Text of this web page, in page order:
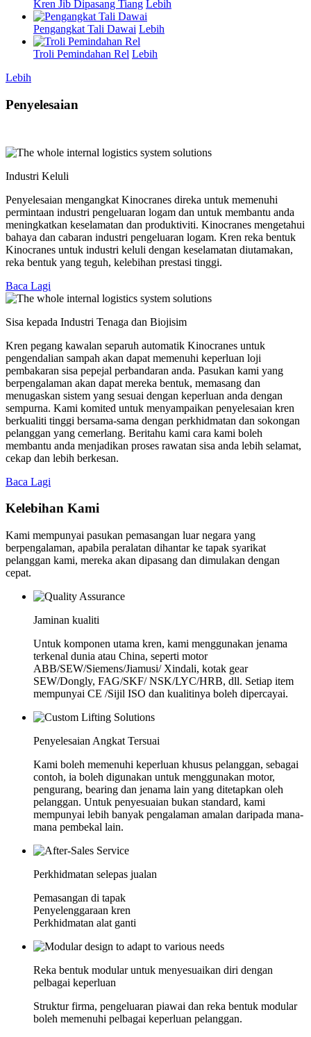
Kren Jib Dipasang Tiang Lebih
Pengangkat Tali Dawai Lebih
Troli Pemindahan Rel Lebih
Lebih
Penyelesaian
Industri Keluli
Penyelesaian mengangkat Kinocranes direka untuk memenuhi
permintaan industri pengeluaran logam dan untuk membantu anda
meningkatkan keselamatan dan produktiviti. Kinocranes mengetahui
bahaya dan cabaran industri pengeluaran logam. Kren reka bentuk
Kinocranes untuk industri keluli dengan keselamatan diutamakan,
reka bentuk yang teguh, kelebihan prestasi tinggi.
Baca Lagi
Sisa kepada Industri Tenaga dan Biojisim
Kren pegang kawalan separuh automatik Kinocranes untuk
pengendalian sampah akan dapat memenuhi keperluan loji
pembakaran sisa pepejal perbandaran anda. Pasukan kami yang
berpengalaman akan dapat mereka bentuk, memasang dan
menugaskan sistem yang sesuai dengan keperluan anda dengan
sempurna. Kami komited untuk menyampaikan penyelesaian kren
berkualiti tinggi bersama-sama dengan perkhidmatan dan sokongan
pelanggan yang cemerlang. Beritahu kami cara kami boleh
membantu anda menjadikan proses rawatan sisa anda lebih selamat,
cekap dan lebih berkesan.
Baca Lagi
Kelebihan Kami
Kami mempunyai pasukan pemasangan luar negara yang
berpengalaman, apabila peralatan dihantar ke tapak syarikat
pelanggan kami, mereka akan dipasang dan dimulakan dengan
cepat.
Jaminan kualiti
Untuk komponen utama kren, kami menggunakan jenama
terkenal dunia atau China, seperti motor
ABB/SEW/Siemens/Jiamusi/ Xindali, kotak gear
SEW/Dongly, FAG/SKF/ NSK/LYC/HRB, dll. Setiap item
mempunyai CE /Sijil ISO dan kualitinya boleh dipercayai.
Penyelesaian Angkat Tersuai
Kami boleh memenuhi keperluan khusus pelanggan, sebagai
contoh, ia boleh digunakan untuk menggunakan motor,
pengurang, bearing dan jenama lain yang ditetapkan oleh
pelanggan. Untuk penyesuaian bukan standard, kami
mempunyai lebih banyak pengalaman amalan daripada mana-
mana pembekal lain.
Perkhidmatan selepas jualan
Pemasangan di tapak
Penyelenggaraan kren
Perkhidmatan alat ganti
Reka bentuk modular untuk menyesuaikan diri dengan
pelbagai keperluan
Struktur firma, pengeluaran piawai dan reka bentuk modular
boleh memenuhi pelbagai keperluan pelanggan.